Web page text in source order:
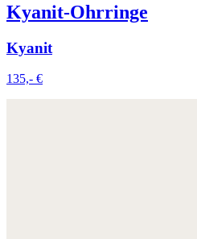
Kyanit-Ohrringe
Kyanit
135,- €